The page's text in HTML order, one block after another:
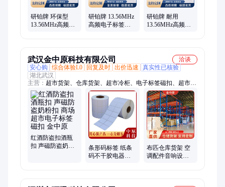
研铂牌 环保型
13.56MHz高频电
研铂牌 13.56MHz
高频电子标签专
研铂牌 耐用
13.56MHz高频电
武汉金中原科技有限公司
洽谈
安心购
综合体验L0 回复及时 出价迅速
真实性已核验
湖北武汉
主营： 超市货架、仓库货架、超市冷柜、电子标签磁扣、超市软
件、超市防盗门、收银机、收银系统、仓储货架、重型货架、中
型货架、横梁式货架、阁楼式货架、货架回收、二手货架、货架
安装、水果货架、保鲜膜、收银一体机
红酒防盗扣酒瓶
扣 声磁防盗奶粉
条形码标签 纸条
码不干胶电器标
布匹仓库货架 空
调配件音响设备